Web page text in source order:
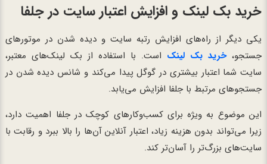
خرید بک لینک و افزایش اعتبار سایت در جلفا
یکی دیگر از راه‌های افزایش رتبه سایت و دیده شدن در موتورهای
جستجو،خرید بک لینک است. با استفاده از بک لینک‌های معتبر،
سایت شما اعتبار بیشتری در گوگل پیدا می‌کند و شانس دیده شدن در
جستجوهای مرتبط با جلفا افزایش می‌یابد.
این موضوع به ویژه برای کسب‌وکارهای کوچک در جلفا اهمیت دارد،
زیرا می‌تواند بدون هزینه زیاد، اعتبار آنلاین آن‌ها را بالا ببرد و رقابت با
سایت‌های بزرگ‌تر را آسان‌تر کند.